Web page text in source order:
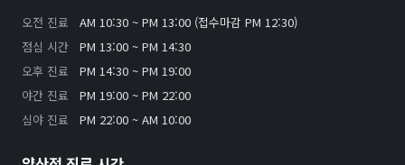
오전 진료
AM 10:30 ~ PM 13:00 (접수마감 PM 12:30)
점심 시간
PM 13:00 ~ PM 14:30
오후 진료
PM 14:30 ~ PM 19:00
야간 진료
PM 19:00 ~ PM 22:00
심야 진료
PM 22:00 ~ AM 10:00